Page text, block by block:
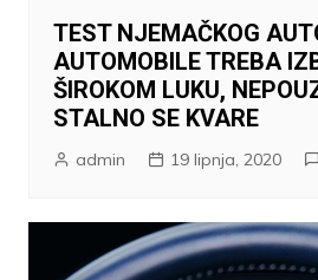
TEST NJEMAČKOG
AUTOMOBILE TREBA
ŠIROKOM LUKU,
STALNO SE KVARE
admin 19 lipnja, 2020